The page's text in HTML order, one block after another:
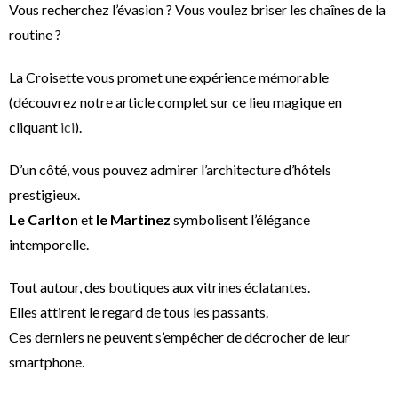
Vous recherchez l’évasion ? Vous voulez briser les chaînes de la
routine ?
La Croisette vous promet une expérience mémorable
(découvrez notre article complet sur ce lieu magique en
cliquant ici).
D’un côté, vous pouvez admirer l’architecture d’hôtels
prestigieux.
Le Carlton et le Martinez symbolisent l’élégance
intemporelle.
Tout autour, des boutiques aux vitrines éclatantes.
Elles attirent le regard de tous les passants.
Ces derniers ne peuvent s’empêcher de décrocher de leur
smartphone.